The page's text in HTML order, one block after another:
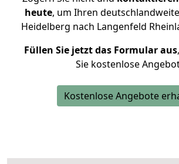
heute, um Ihren
Heidelberg nach Langenfeld
Füllen Sie jetzt das Formular aus
Sie kostenlose
Kostenlose Angebote